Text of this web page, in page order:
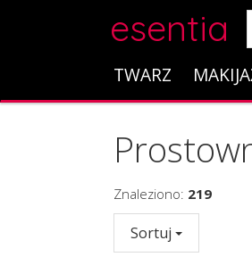
esentia
TWARZ
Znaleziono: 219
Sortuj